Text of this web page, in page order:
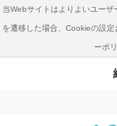
当Webサイトはよりよいユー
を遷移した場合、Cookieの設
ーポ